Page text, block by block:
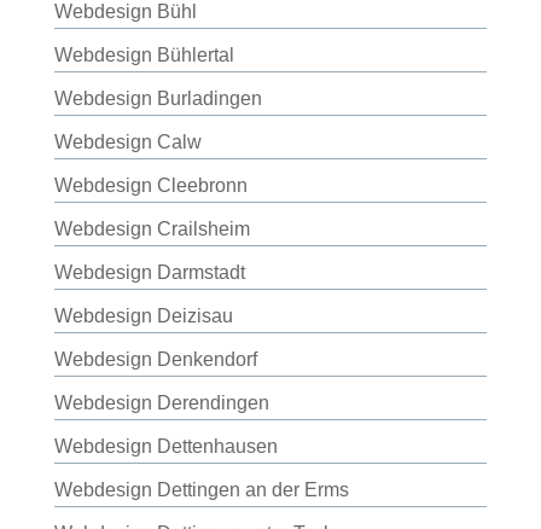
Webdesign Bühl
Webdesign Bühlertal
Webdesign Burladingen
Webdesign Calw
Webdesign Cleebronn
Webdesign Crailsheim
Webdesign Darmstadt
Webdesign Deizisau
Webdesign Denkendorf
Webdesign Derendingen
Webdesign Dettenhausen
Webdesign Dettingen an der Erms